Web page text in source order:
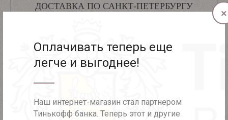
Оплачивать теперь еще
легче и выгоднее!
Наш интернет-магазин стал партнером
Тинькофф банка. Теперь этот и другие
×
ДОСТАВКА ПО САНКТ-ПЕТЕРБУРГУ
Доставка в день заказа - 700 рублей
Доставка курьером в пределах КАД - 450 рублей
Доставка курьером за КАД - 600 рублей